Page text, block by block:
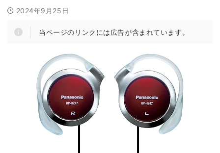
2024年9月25日
当ページのリンクには広告が含まれています。